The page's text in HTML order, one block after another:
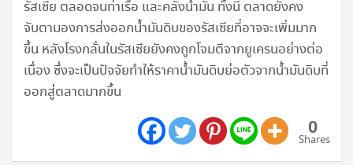
รัสเซีย ตลอดจนท่าเรือ และคลังน้ำมัน ทั้งนี้ ตลาดยังคง
จับตามองการส่งออกน้ำมันดิบของรัสเซียที่อาจจะเพิ่มมาก
ขึ้น หลังโรงกลั่นในรัสเซียยังคงถูกโจมตีจากยูเครนอย่างต่อ
เนื่อง ซึ่งจะเป็นปัจจัยทำให้ราคาน้ำมันดิบย่อตัวจากน้ำมันดิบที่
ออกสู่ตลาดมากขึ้น
0
Shares